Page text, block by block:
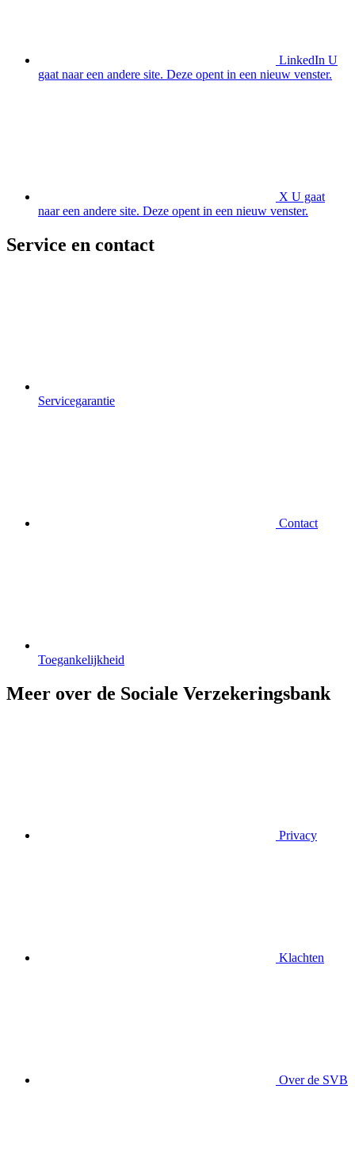
LinkedIn U
gaat naar een andere site. Deze opent in een nieuw venster.
X U gaat
naar een andere site. Deze opent in een nieuw venster.
Service en contact
Servicegarantie
Contact
Toegankelijkheid
Meer over de Sociale Verzekeringsbank
Privacy
Klachten
Over de SVB